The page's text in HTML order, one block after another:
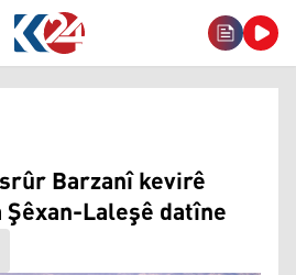
Barzanî kevirê
Laleşê datîne